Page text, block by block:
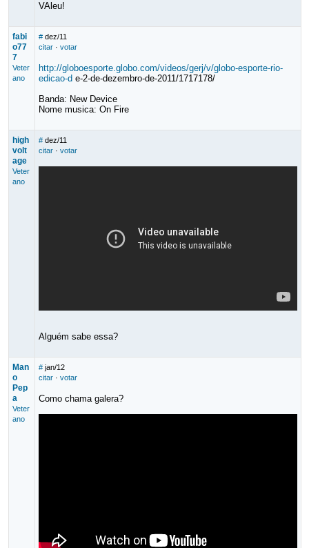
VAleu!
fabi
o77
7
Veter
ano
# dez/11
citar· votar
http://globoesporte.globo.com/videos/gerj/v/globo-esporte-rio-
edicao-d e-2-de-dezembro-de-2011/1717178/
Banda: New Device
Nome musica: On Fire
high
volt
age
Veter
ano
# dez/11
citar· votar
Alguém sabe essa?
Man
o
Pep
a
Veter
ano
# jan/12
citar· votar
Como chama galera?